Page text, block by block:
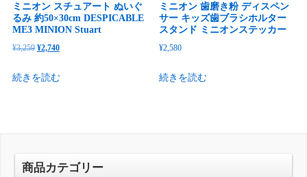
ミニオン スチュアート ぬいぐ
るみ 約50×30cm DESPICABLE
ME3 MINION Stuart
¥3,259 元
価
し
¥2,740現
の
で
続きを読む
ミニオン 歯磨き粉 ディスペン
サー キッズ歯ブラシホルター
スタンド ミニオンステッカー
¥2,580
続きを読む
商品カテゴリー